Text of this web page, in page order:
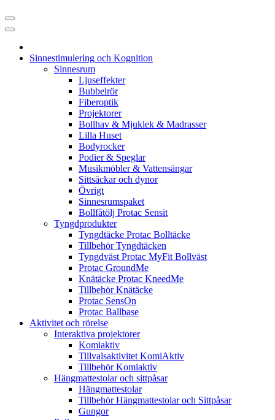
Sinnestimulering och Kognition
Sinnesrum
Ljuseffekter
Bubbelrör
Fiberoptik
Projektorer
Bollhav & Mjuklek & Madrasser
Lilla Huset
Bodyrocker
Podier & Speglar
Musikmöbler & Vattensängar
Sittsäckar och dynor
Övrigt
Sinnesrumspaket
Bollfåtölj Protac Sensit
Tyngdprodukter
Tyngdtäcke Protac Bolltäcke
Tillbehör Tyngdtäcken
Tyngdväst Protac MyFit Bollväst
Protac GroundMe
Knätäcke Protac KneedMe
Tillbehör Knätäcke
Protac SensOn
Protac Ballbase
Aktivitet och rörelse
Interaktiva projektorer
Komiaktiv
Tillvalsaktivitet KomiAktiv
Tillbehör Komiaktiv
Hängmattestolar och sittpåsar
Hängmattestolar
Tillbehör Hängmattestolar och Sittpåsar
Gungor